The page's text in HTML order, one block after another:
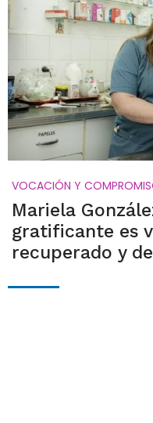
VOCACIÓN Y
Mariela
gratificante es
recuperado y